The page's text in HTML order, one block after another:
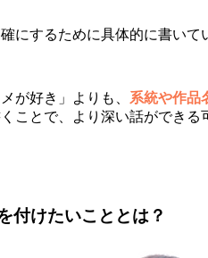
にするために具体的に書いて
が好き」よりも、 系統や作品
ことで、より深い話ができる
付けたいこととは？